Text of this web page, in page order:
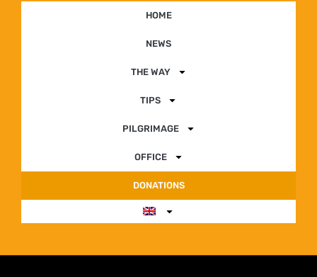
HOME
NEWS
THE WAY
TIPS
PILGRIMAGE
OFFICE
DONATIONS